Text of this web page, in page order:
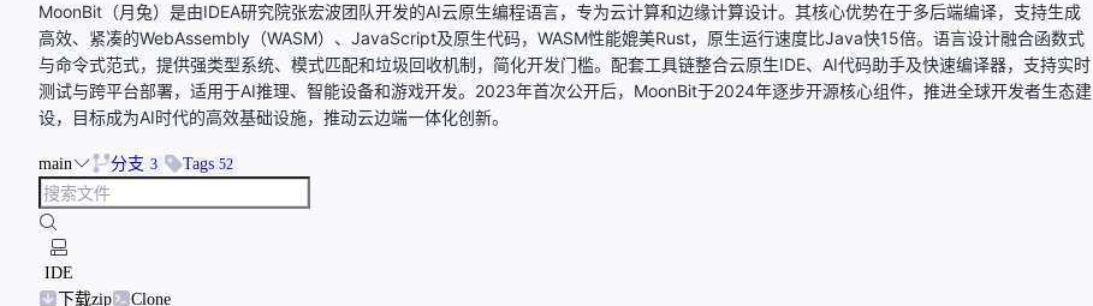
MoonBit（月兔）是由IDEA研究院张宏波团队开发的AI云原生编程语言，专为云计算和边缘计算设计。其核心优势在于多后端编译，支持生成
高效、紧凑的WebAssembly（WASM）、JavaScript及原生代码，WASM性能媲美Rust，原生运行速度比Java快15倍。语言设计融合函数式
与命令式范式，提供强类型系统、模式匹配和垃圾回收机制，简化开发门槛。配套工具链整合云原生IDE、AI代码助手及快速编译器，支持实时
测试与跨平台部署，适用于AI推理、智能设备和游戏开发。2023年首次公开后，MoonBit于2024年逐步开源核心组件，推进全球开发者生态建
设，目标成为AI时代的高效基础设施，推动云边端一体化创新。
main 分支 3 Tags 52
IDE
下载zip
Clone